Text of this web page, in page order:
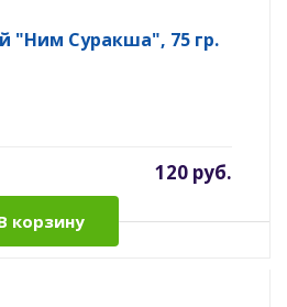
"Ним Суракша", 75 гр.
120 руб.
корзину